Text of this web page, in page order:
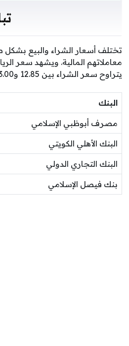
تختلف أسعار الشراء والبيع
معاملاتهم المالية. ويشهد سعر
يتراوح سعر الشراء بين 12.85 و13.00 جنيهاً، بينما تتراوح مستويات البيع بين 13.00 و13.09 جنيهاً.
البنك
مصرف أبوظبي الإسلامي
البنك الأهلي الكويتي
البنك التجاري الدولي
بنك فيصل الإسلامي